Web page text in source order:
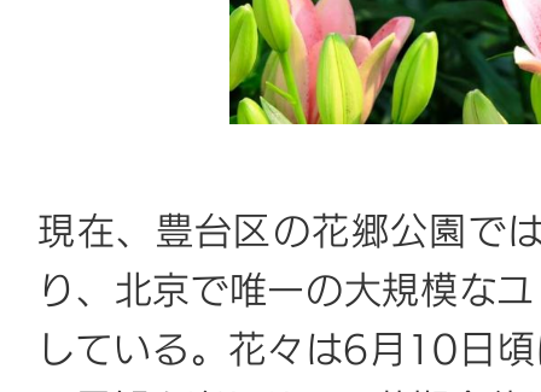
現在、豊台区の花郷公園で
り、北京で唯一の大規模な
している。花々は6月10日